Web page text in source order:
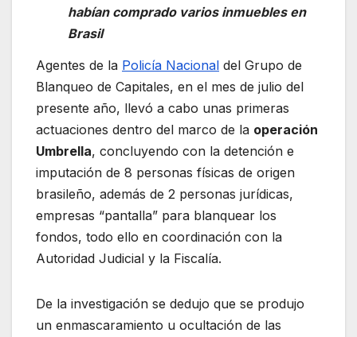
habían comprado varios inmuebles en
Brasil
Agentes de la Policía Nacional del Grupo de
Blanqueo de Capitales, en el mes de julio del
presente año, llevó a cabo unas primeras
actuaciones dentro del marco de la operación
Umbrella, concluyendo con la detención e
imputación de 8 personas físicas de origen
brasileño, además de 2 personas jurídicas,
empresas “pantalla” para blanquear los
fondos, todo ello en coordinación con la
Autoridad Judicial y la Fiscalía.
De la investigación se dedujo que se produjo
un enmascaramiento u ocultación de las